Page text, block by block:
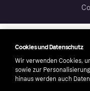
Cookies und Datenschutz
Wir verwenden Cookies,
sowie zur
hinaus werden auch